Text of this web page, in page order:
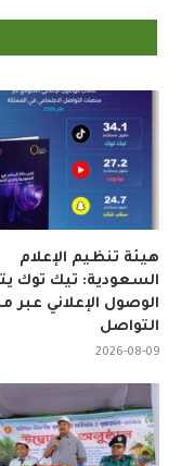
هيئة تنظيم الإعلام
السعودية: تيك توك
الوصول الإعلاني عبر
التواصل
2026-08-09